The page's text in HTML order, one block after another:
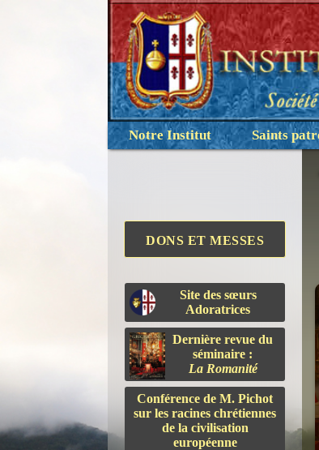
Notre Institut Saints
DONS ET MESSES
Site des sœurs
Adoratrices
Dernière revue du
séminaire :
La Romanité
Conférence de M. Pichot
sur les racines chrétiennes
de la civilisation
européenne